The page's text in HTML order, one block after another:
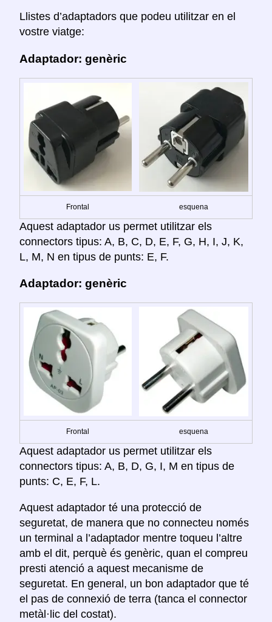
Llistes d’adaptadors que podeu utilitzar en el
vostre viatge:
Adaptador: genèric
Frontal esquena
Aquest adaptador us permet utilitzar els
connectors tipus: A, B, C, D, E, F, G, H, I, J, K,
L, M, N en tipus de punts: E, F.
Adaptador: genèric
Frontal esquena
Aquest adaptador us permet utilitzar els
connectors tipus: A, B, D, G, I, M en tipus de
punts: C, E, F, L.
Aquest adaptador té una protecció de
seguretat, de manera que no connecteu només
un terminal a l’adaptador mentre toqueu l’altre
amb el dit, perquè és genèric, quan el compreu
presti atenció a aquest mecanisme de
seguretat. En general, un bon adaptador que té
el pas de connexió de terra (tanca el connector
metàl·lic del costat).